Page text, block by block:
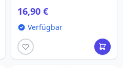
16,90 €
Verfügbar